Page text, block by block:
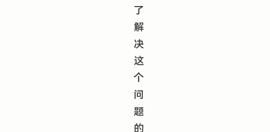
了
解
决
这
个
问
题
的